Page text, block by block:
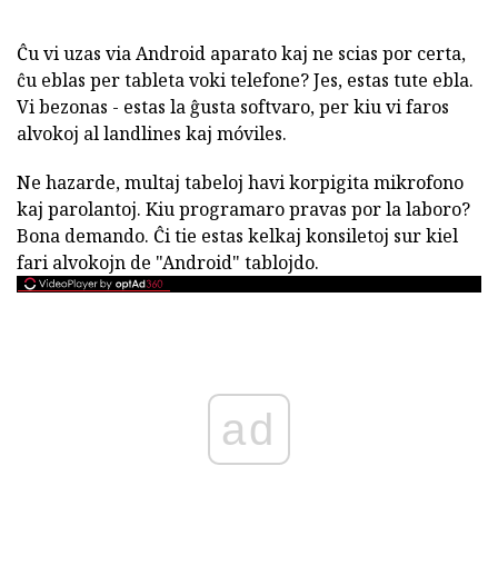
Ĉu vi uzas via Android aparato kaj ne scias por certa,
ĉu eblas per tableta voki telefone? Jes, estas tute ebla.
Vi bezonas - estas la ĝusta softvaro, per kiu vi faros
alvokoj al landlines kaj móviles.
Ne hazarde, multaj tabeloj havi korpigita mikrofono
kaj parolantoj. Kiu programaro pravas por la laboro?
Bona demando. Ĉi tie estas kelkaj konsiletoj sur kiel
fari alvokojn de "Android" tablojdo.
ad